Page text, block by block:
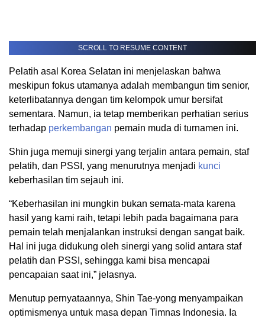
SCROLL TO RESUME CONTENT
Pelatih asal Korea Selatan ini menjelaskan bahwa
meskipun fokus utamanya adalah membangun tim senior,
keterlibatannya dengan tim kelompok umur bersifat
sementara. Namun, ia tetap memberikan perhatian serius
terhadap perkembangan pemain muda di turnamen ini.
Shin juga memuji sinergi yang terjalin antara pemain, staf
pelatih, dan PSSI, yang menurutnya menjadi kunci
keberhasilan tim sejauh ini.
“Keberhasilan ini mungkin bukan semata-mata karena
hasil yang kami raih, tetapi lebih pada bagaimana para
pemain telah menjalankan instruksi dengan sangat baik.
Hal ini juga didukung oleh sinergi yang solid antara staf
pelatih dan PSSI, sehingga kami bisa mencapai
pencapaian saat ini,” jelasnya.
Menutup pernyataannya, Shin Tae-yong menyampaikan
optimismenya untuk masa depan Timnas Indonesia. Ia